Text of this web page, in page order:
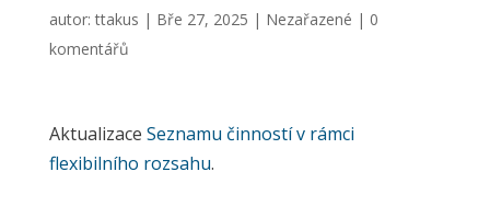
autor:ttakus | Bře 27, 2025 | Nezařazené | 0
komentářů
Aktualizace Seznamu činností v rámci
flexibilního rozsahu.